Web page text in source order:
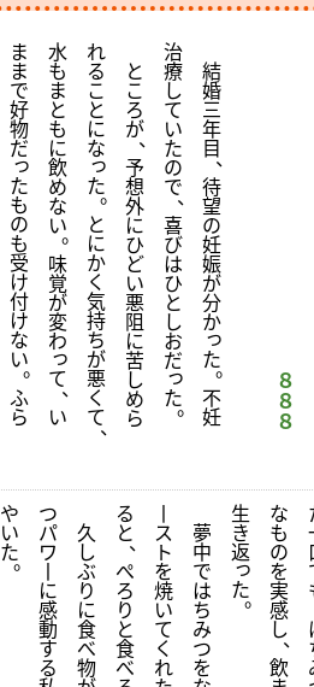
８
８
８
結
婚
三
年
目、
待
望
の
妊
娠
が
分
か
っ
た。
不
妊
治
療
し
て
い
た
の
で、
喜
び
は
ひ
と
し
お
だ
っ
た。
と
こ
ろ
が
、
予
想
外
に
ひ
ど
い
悪
阻
に
苦
し
め
ら
れ
る
こ
と
に
な
っ
た。
と
に
か
く
気
持
ち
が
悪
く
て、
水
も
ま
と
も
に
飲
め
な
い。
味
覚
が
変
わ
っ
て、
い
ま
ま
で
好
物
だ
っ
た
も
の
も
受
け
付
け
な
い。
ふ
ら
な
も
の
を
実
感
し、
飲
生
き
返
っ
た。
夢
中
で
は
ち
み
つ
を
丨
ス
ト
を
焼
い
て
く
れ
る
と、
ぺ
ろ
り
と
食
べ
久
し
ぶ
り
に
食
べ
物
つ
パ
ワ
丨
に
感
動
す
る
や
い
た。